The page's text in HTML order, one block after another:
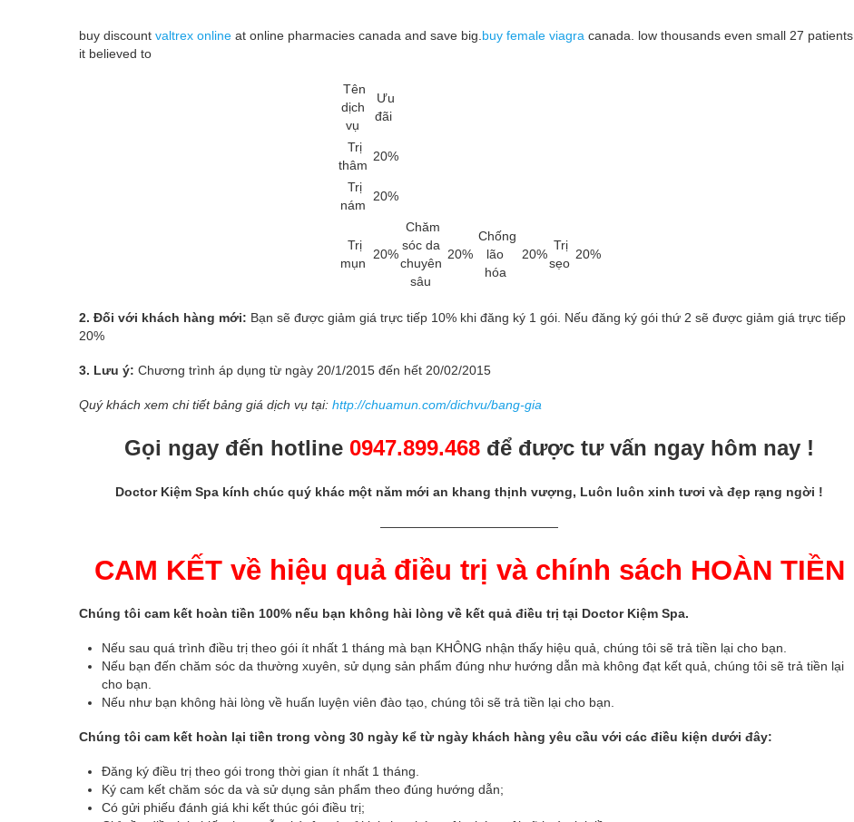
buy discount valtrex online at online pharmacies canada and save big. buy female viagra canada. low thousands even small 27 patients
it believed to
Tên
dịch
vụ
Ưu
đãi
Trị
thâm
20%
Trị
nám
20%
Trị
mụn
20%
Chăm
sóc da
chuyên
sâu
20%
Chống
lão
hóa
20%
Trị
sẹo
20%
2. Đối với khách hàng mới: Bạn sẽ được giảm giá trực tiếp 10% khi đăng ký 1 gói. Nếu đăng ký gói thứ 2 sẽ được giảm giá trực tiếp
20%
3. Lưu ý: Chương trình áp dụng từ ngày 20/1/2015 đến hết 20/02/2015
Quý khách xem chi tiết bảng giá dịch vụ tại: http://chuamun.com/dichvu/bang-gia
Gọi ngay đến hotline 0947.899.468 để được tư vấn ngay hôm nay !
Doctor Kiệm Spa kính chúc quý khác một năm mới an khang thịnh vượng, Luôn luôn xinh tươi và đẹp rạng ngời !
——————————————
CAM KẾT về hiệu quả điều trị và chính sách HOÀN TIỀN
Chúng tôi cam kết hoàn tiền 100% nếu bạn không hài lòng về kết quả điều trị tại Doctor Kiệm Spa.
Nếu sau quá trình điều trị theo gói ít nhất 1 tháng mà bạn KHÔNG nhận thấy hiệu quả, chúng tôi sẽ trả tiền lại cho bạn.
Nếu bạn đến chăm sóc da thường xuyên, sử dụng sản phẩm đúng như hướng dẫn mà không đạt kết quả, chúng tôi sẽ trả tiền lại
cho bạn.
Nếu như bạn không hài lòng về huấn luyện viên đào tạo, chúng tôi sẽ trả tiền lại cho bạn.
Chúng tôi cam kết hoàn lại tiền trong vòng 30 ngày kể từ ngày khách hàng yêu cầu với các điều kiện dưới đây:
Đăng ký điều trị theo gói trong thời gian ít nhất 1 tháng.
Ký cam kết chăm sóc da và sử dụng sản phẩm theo đúng hướng dẫn;
Có gửi phiếu đánh giá khi kết thúc gói điều trị;